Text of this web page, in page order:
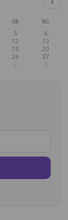
СБ ВС
5
6
12
13
19
20
26
27
2 3